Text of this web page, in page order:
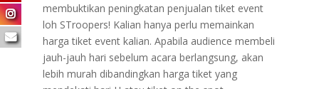
membuktikan peningkatan penjualan tiket event
loh STroopers! Kalian hanya perlu memainkan
harga tiket event kalian. Apabila audience membeli
jauh-jauh hari sebelum acara berlangsung, akan
lebih murah dibandingkan harga tiket yang